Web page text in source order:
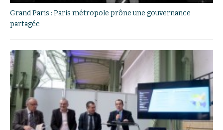
Grand Paris : Paris métropole prône une gouvernance
partagée